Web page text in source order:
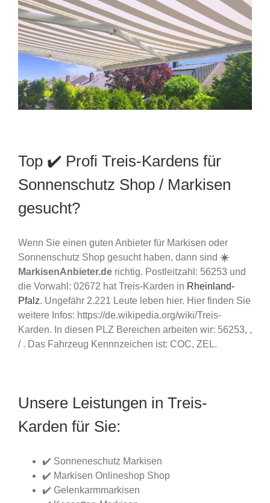
Top ✔️ Profi Treis-Kardens für
Sonnenschutz Shop / Markisen
gesucht?
Wenn Sie einen guten Anbieter für Markisen oder
Sonnenschutz Shop gesucht haben, dann sind ☀️
MarkisenAnbieter.de richtig. Postleitzahl: 56253 und
die Vorwahl: 02672 hat Treis-Karden in Rheinland-
Pfalz. Ungefähr 2.221 Leute leben hier. Hier finden Sie
weitere Infos: https://de.wikipedia.org/wiki/Treis-
Karden. In diesen PLZ Bereichen arbeiten wir: 56253, ,
/ . Das Fahrzeug Kennnzeichen ist: COC, ZEL.
Unsere Leistungen in Treis-
Karden für Sie:
✔️ Sonneneschutz Markisen
✔️ Markisen Onlineshop Shop
✔️ Gelenkarmmarkisen